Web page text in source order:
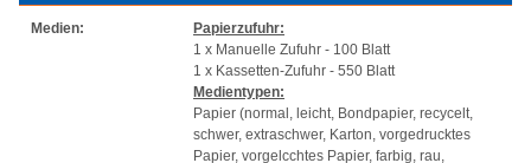
Medien:
Papierzufuhr:
1 x Manuelle Zufuhr - 100 Blatt
1 x Kassetten-Zufuhr - 550 Blatt
Medientypen:
Papier (normal, leicht, Bondpapier, recycelt,
schwer, extraschwer, Karton, vorgedrucktes
Papier, vorgelcchtes Papier, farbig, rau,